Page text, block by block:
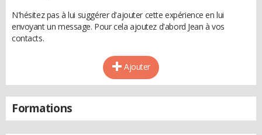
N'hésitez pas à lui suggérer d'ajouter cette expérience en lui
envoyant un message. Pour cela ajoutez d'abord Jean à vos
contacts.
Ajouter
Formations